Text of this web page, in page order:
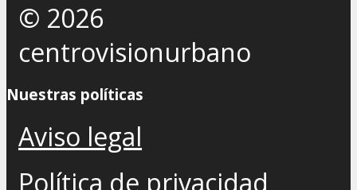
© 2026
centrovisionurbano
Nuestras políticas
Aviso legal
Política de privacidad